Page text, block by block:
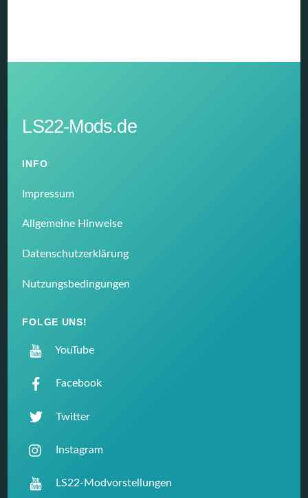
LS22-Mods.de
INFO
Impressum
Allgemeine Hinweise
Datenschutzerklärung
Nutzungsbedingungen
FOLGE UNS!
YouTube
Facebook
Twitter
Instagram
LS22-Modvorstellungen